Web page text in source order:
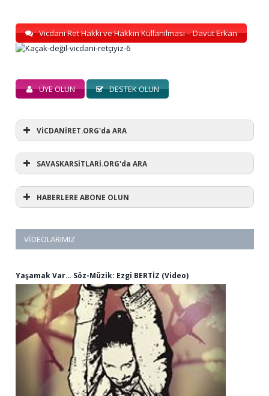
Vicdani Ret Hakkı ve Hakkın Kullanılması – Davut Erkan
ÜYE OLUN DESTEK OLUN
VİCDANİRET.ORG'da ARA
SAVASKARSİTLARİ.ORG'da ARA
HABERLERE ABONE OLUN
VIDEOLARIMIZ
Yaşamak Var… Söz-Müzik: Ezgi BERTİZ (Video)